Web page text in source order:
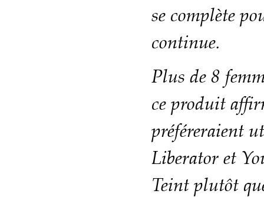
se complète
continue.
Plus de 8
ce produit
préféreraient
Liberator et
Teint plutôt